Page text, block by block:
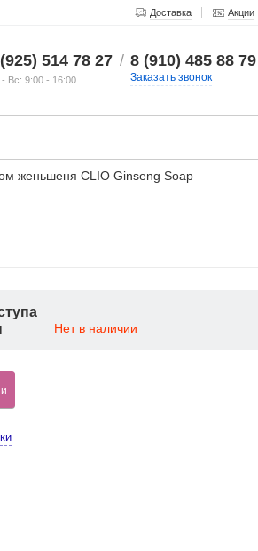
Доставка Акции
514 78 27
Вс: 9:00 - 16:00
/ 8 (910) 485 88 79
Заказать звонок
женьшеня CLIO Ginseng Soap
Нет в наличии